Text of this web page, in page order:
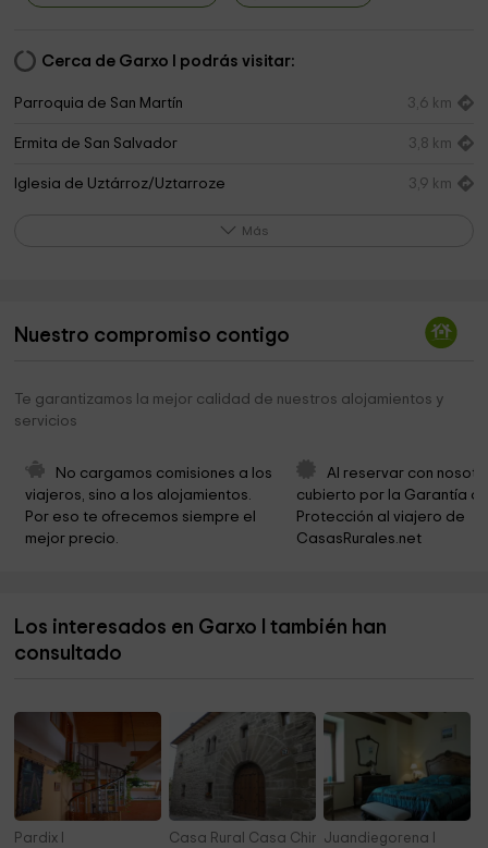
Cerca de Garxo I podrás visitar:
Parroquia de San Martín 3,6 km
Ermita de San Salvador 3,8 km
Iglesia de Uztárroz/Uztarroze 3,9 km
Casa Museo Julián Gayarre 6,4 km
Ermita de Nabarzato
Iglesia de Garde
Gardeko udaletxea
Ermita de San Martín 8,2 km
Ermita de San Sebastián
Más
Nuestro compromiso contigo
Te garantizamos la mejor calidad de nuestros alojamientos y
servicios
No cargamos comisiones a los
viajeros, sino a los alojamientos.
Por eso te ofrecemos siempre el
mejor precio.
Al reservar con
cubierto por la Garantía
Protección al viajero de
CasasRurales.net
Los interesados en Garxo I también han
consultado
Pardix I Casa Rural Casa ChinoJuandiegorena I